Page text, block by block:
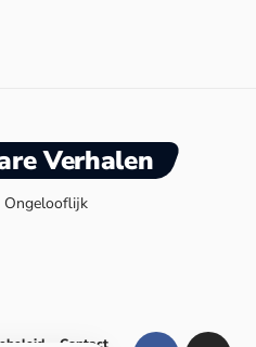
Verhalen
Ongelooflijk